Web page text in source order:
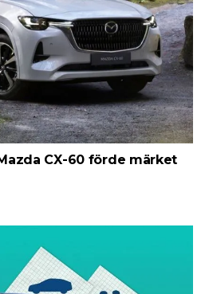
CX-60 förde märket